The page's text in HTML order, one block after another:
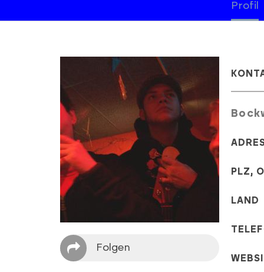
Profil
Folgen
PLZ,
LAND